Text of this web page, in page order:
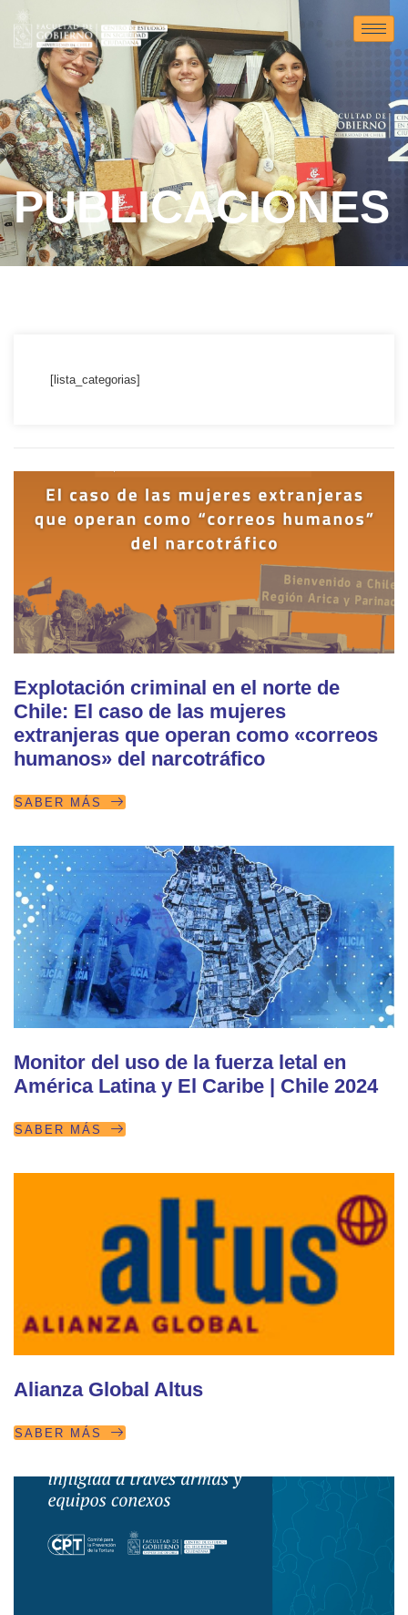
PUBLICACIONES
Explotación criminal en el norte de
Chile: El caso de las mujeres
extranjeras que operan como «correos
humanos» del narcotráfico
SABER MÁS
Monitor del uso de la fuerza letal en
América Latina y El Caribe | Chile 2024
SABER MÁS
Alianza Global Altus
SABER MÁS
[lista_categorias]